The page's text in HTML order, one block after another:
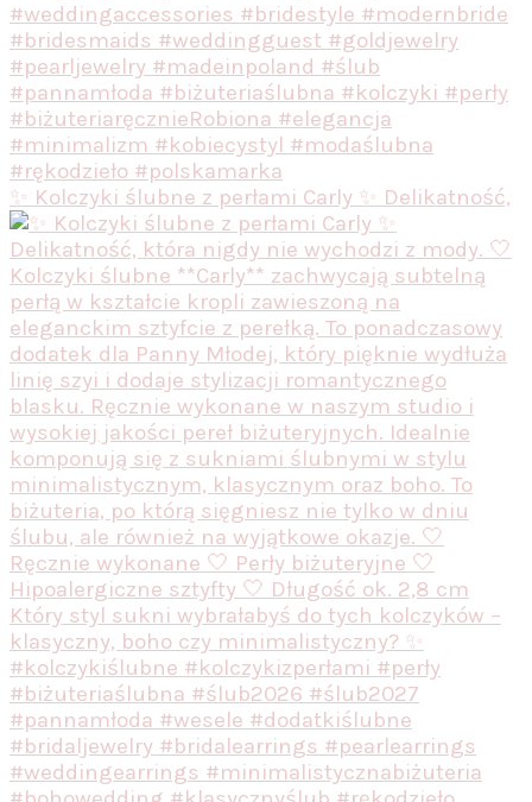
✨ Kolczyki ślubne z perłami Carly ✨ Delikatność,